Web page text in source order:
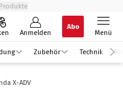
Produkte
Anmelden
Abo
Menü
Zubehör Technik
X-ADV